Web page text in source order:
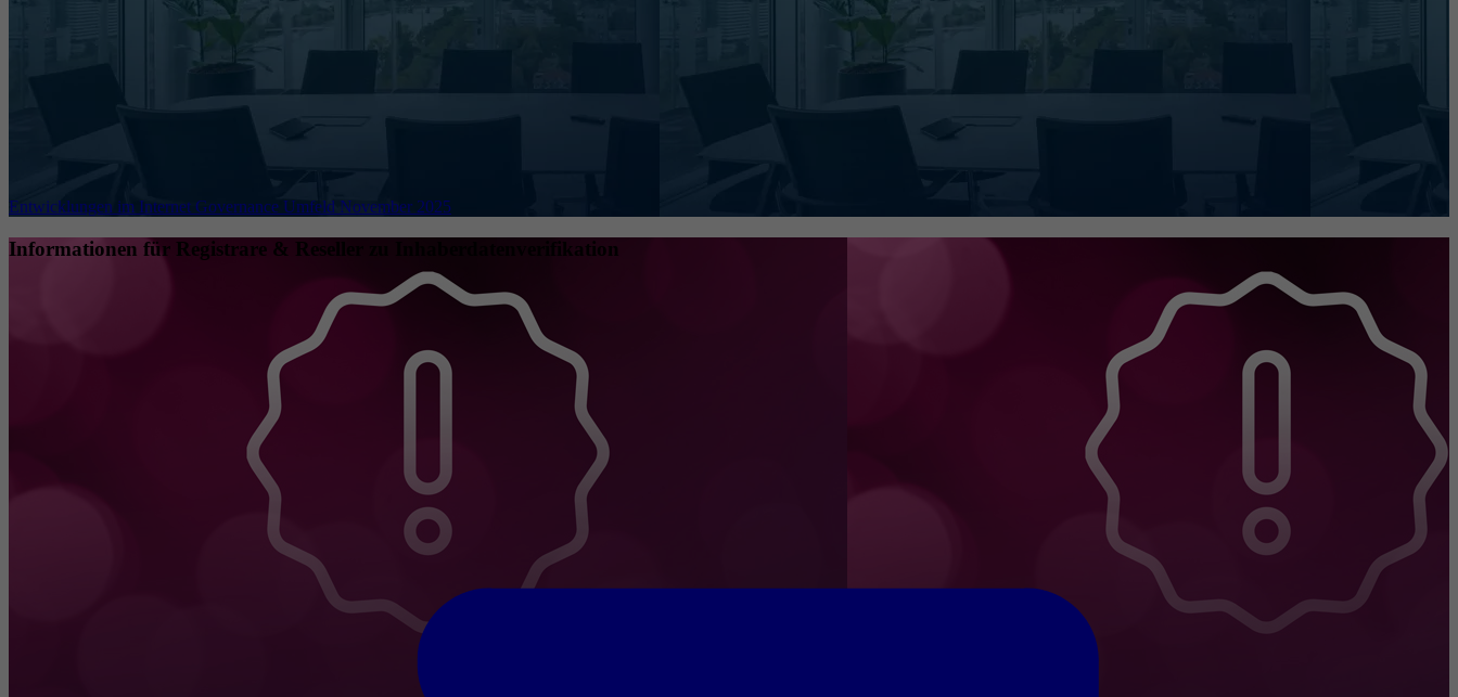
Entwicklungen im Internet Governance Umfeld November 2025
Informationen für Registrare & Reseller zu Inhaberdatenverifikation